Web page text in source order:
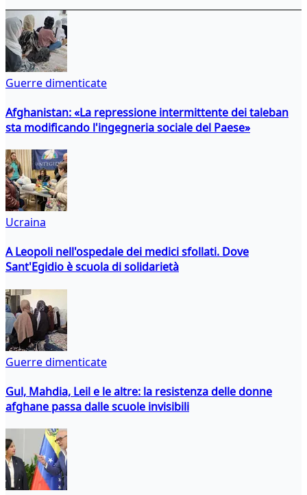
Guerre dimenticate
Afghanistan: «La repressione intermittente dei taleban
sta modificando l'ingegneria sociale del Paese»
Ucraina
A Leopoli nell'ospedale dei medici sfollati. Dove
Sant'Egidio è scuola di solidarietà
Guerre dimenticate
Gul, Mahdia, Leil e le altre: la resistenza delle donne
afghane passa dalle scuole invisibili